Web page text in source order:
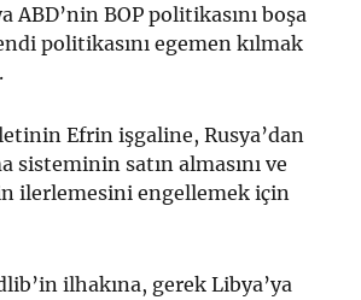
ABD’nin BOP politikasını boşa
politikasını egemen kılmak
Efrin işgaline, Rusya’dan
sisteminin satın almasını ve
ilerlemesini engellemek için
ilhakına, gerek Libya’ya